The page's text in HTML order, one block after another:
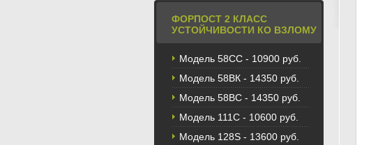
ФОРПОСТ 2 КЛАСС
УСТОЙЧИВОСТИ КО ВЗЛОМУ
Модель 58CС - 10900 руб.
Модель 58BК - 14350 руб.
Модель 58ВС - 14350 руб.
Модель 111С - 10600 руб.
Модель 128S - 13600 руб.